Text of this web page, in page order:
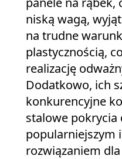
niską wagą,
na trudne
plastycznością,
realizację
Dodatkowo, ich
konkurencyjne
stalowe pokrycia
popularniejszym
rozwiązaniem